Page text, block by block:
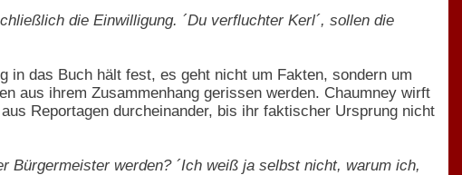
die Einwilligung. ´Du verfluchter Kerl´, sollen die
in das Buch hält fest, es geht nicht um Fakten, sondern um
aus ihrem Zusammenhang gerissen werden. Chaumney wirft
Reportagen durcheinander, bis ihr faktischer Ursprung nicht
Bürgermeister werden? ´Ich weiß ja selbst nicht, warum ich,